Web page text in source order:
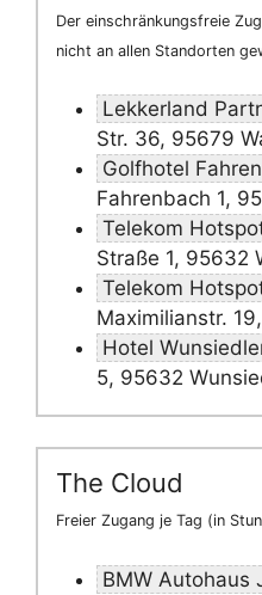
Der einschränkungsfreie
nicht an allen Standorten
Lekkerland
Str. 36, 95679
Golfhotel
Fahrenbach 1,
Telekom
Straße 1, 95632
Telekom
Maximilianstr.
Hotel
5, 95632
The Cloud
Freier Zugang je Tag (in
BMW Autohaus